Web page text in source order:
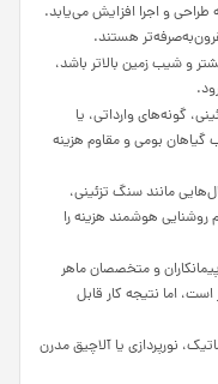
طراحی و اجرا افزایش می‌یابد.
هستند.
و شیب زمین بالاتر باشد،
گونه‌های وارداتی، یا
گیاهان بومی و مقاوم هزینه
مانند سنگ تزئینی،
روشنایی هوشمند هزینه را
و متخصصان ماهر
اما نتیجه کار قابل
نورپردازی یا آلاچیق مدرن